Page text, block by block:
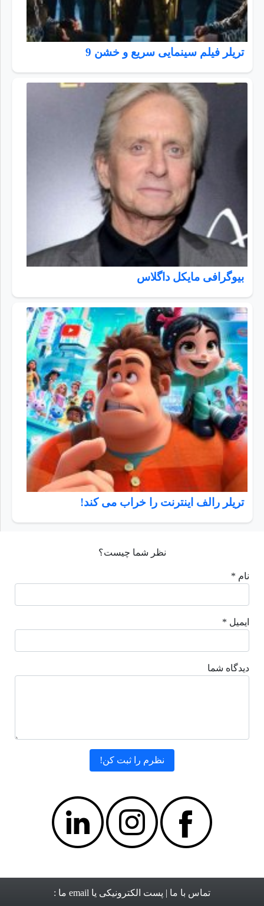
تریلر فیلم سینمایی سریع و خشن 9
بیوگرافی مایکل داگلاس
تریلر رالف اینترنت را خراب می کند!
نظر شما چیست؟
نام *
ایمیل *
دیدگاه شما
تماس با ما | پست الکترونیکی یا email ما :